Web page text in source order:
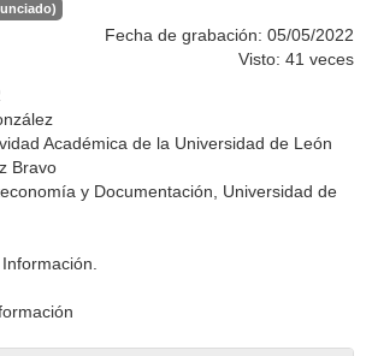
Fecha de grabación: 05/05/2022
Visto: 41 veces
Académica de la Universidad de León
Bravo
y Documentación, Universidad de